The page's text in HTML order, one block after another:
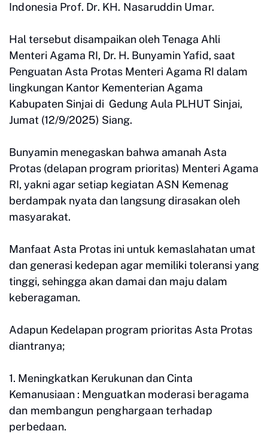
Indonesia Prof. Dr. KH. Nasaruddin Umar.
Hal tersebut disampaikan oleh Tenaga Ahli
Menteri Agama RI, Dr. H. Bunyamin Yafid, saat
Penguatan Asta Protas Menteri Agama RI dalam
lingkungan Kantor Kementerian Agama
Kabupaten Sinjai di Gedung Aula PLHUT Sinjai,
Jumat (12/9/2025) Siang.
Bunyamin menegaskan bahwa amanah Asta
Protas (delapan program prioritas) Menteri Agama
RI, yakni agar setiap kegiatan ASN Kemenag
berdampak nyata dan langsung dirasakan oleh
masyarakat.
Manfaat Asta Protas ini untuk kemaslahatan umat
dan generasi kedepan agar memiliki toleransi yang
tinggi, sehingga akan damai dan maju dalam
keberagaman.
Adapun Kedelapan program prioritas Asta Protas
diantranya;
1. Meningkatkan Kerukunan dan Cinta
Kemanusiaan : Menguatkan moderasi beragama
dan membangun penghargaan terhadap
perbedaan.